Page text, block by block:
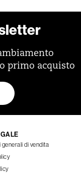
primo acquisto
generali di vendita